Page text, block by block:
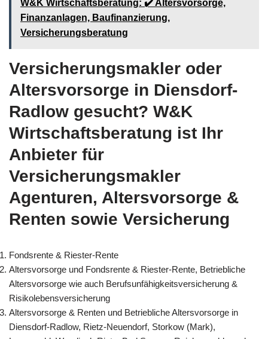
W&K Wirtschaftsberatung: ✔️ Altersvorsorge,
Finanzanlagen, Baufinanzierung,
Versicherungsberatung
Versicherungsmakler oder
Altersvorsorge in Diensdorf-
Radlow gesucht? W&K
Wirtschaftsberatung ist Ihr
Anbieter für
Versicherungsmakler
Agenturen, Altersvorsorge &
Renten sowie Versicherung
Fondsrente & Riester-Rente
Altersvorsorge und Fondsrente & Riester-Rente, Betriebliche
Altersvorsorge wie auch Berufsunfähigkeitsversicherung &
Risikolebensversicherung
Altersvorsorge & Renten und Betriebliche Altersvorsorge in
Diensdorf-Radlow, Rietz-Neuendorf, Storkow (Mark),